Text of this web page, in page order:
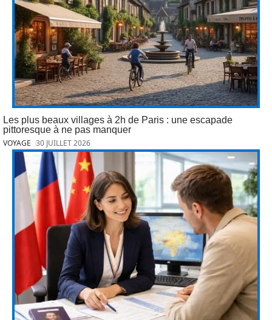
Les plus beaux villages à 2h de Paris : une escapade
pittoresque à ne pas manquer
VOYAGE 30 JUILLET 2026